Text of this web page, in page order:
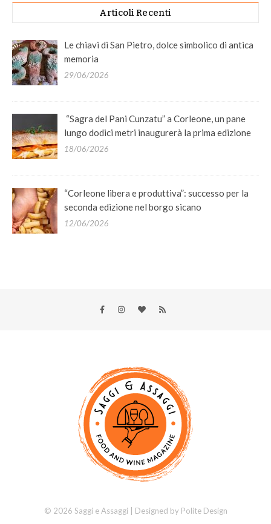
Articoli Recenti
Le chiavi di San Pietro, dolce simbolico di antica
memoria
29/06/2026
“Sagra del Pani Cunzatu” a Corleone, un pane
lungo dodici metri inaugurerà la prima edizione
18/06/2026
“Corleone libera e produttiva”: successo per la
seconda edizione nel borgo sicano
12/06/2026
© 2026 Saggi e Assaggi | Designed by Polite Design